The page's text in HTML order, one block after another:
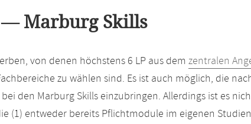
Marburg Skills
von denen höchstens 6 LP aus dem zentralen
zu wählen sind. Es ist auch möglich, die
den Marburg Skills einzubringen. Allerdings ist es
(1) entweder bereits Pflichtmodule im eigenen